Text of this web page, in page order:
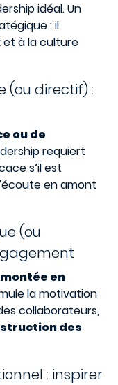
idéal. Un
: il
et à la culture
(ou directif) :
ou de
requiert
s’il est
en amont
(ou
montée en
la motivation
collaborateurs,
des
: inspirer